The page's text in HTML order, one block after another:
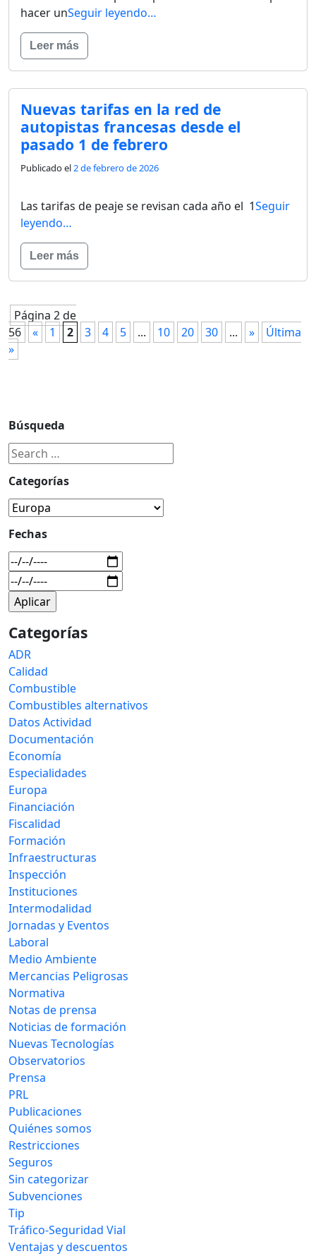
hacer unSeguir leyendo…
Leer más
Nuevas tarifas en la red de
autopistas francesas desde el
pasado 1 de febrero
Publicado el2 de febrero de 2026
Las tarifas de peaje se revisan cada año el 1Seguir
leyendo…
Leer más
Página 2 de
56
« 1 2 3 4 5 ... 10 20 30 ... »
Última
»
Búsqueda
Categorías
Fechas
Categorías
ADR
Calidad
Combustible
Combustibles alternativos
Datos Actividad
Documentación
Economía
Especialidades
Europa
Financiación
Fiscalidad
Formación
Infraestructuras
Inspección
Instituciones
Intermodalidad
Jornadas y Eventos
Laboral
Medio Ambiente
Mercancias Peligrosas
Normativa
Notas de prensa
Noticias de formación
Nuevas Tecnologías
Observatorios
Prensa
PRL
Publicaciones
Quiénes somos
Restricciones
Seguros
Sin categorizar
Subvenciones
Tip
Tráfico-Seguridad Vial
Ventajas y descuentos